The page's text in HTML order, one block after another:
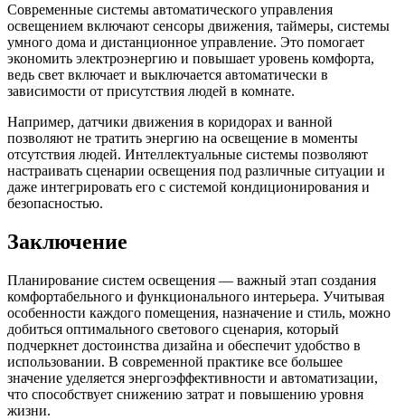
Современные системы автоматического управления
освещением включают сенсоры движения, таймеры, системы
умного дома и дистанционное управление. Это помогает
экономить электроэнергию и повышает уровень комфорта,
ведь свет включает и выключается автоматически в
зависимости от присутствия людей в комнате.
Например, датчики движения в коридорах и ванной
позволяют не тратить энергию на освещение в моменты
отсутствия людей. Интеллектуальные системы позволяют
настраивать сценарии освещения под различные ситуации и
даже интегрировать его с системой кондиционирования и
безопасностью.
Заключение
Планирование систем освещения — важный этап создания
комфортабельного и функционального интерьера. Учитывая
особенности каждого помещения, назначение и стиль, можно
добиться оптимального светового сценария, который
подчеркнет достоинства дизайна и обеспечит удобство в
использовании. В современной практике все большее
значение уделяется энергоэффективности и автоматизации,
что способствует снижению затрат и повышению уровня
жизни.